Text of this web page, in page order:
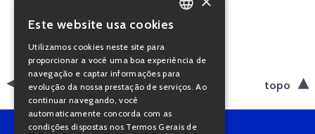
voltar topo
PORTUGUESE
Este website usa cookies
Utilizamos cookies neste site para
proporcionar a você uma boa experiência de
navegação e captar informações para
evolução da nossa prestação de serviços. Ao
continuar navegando, você
automaticamente concorda com as
condições dispostas nos Termos Gerais de